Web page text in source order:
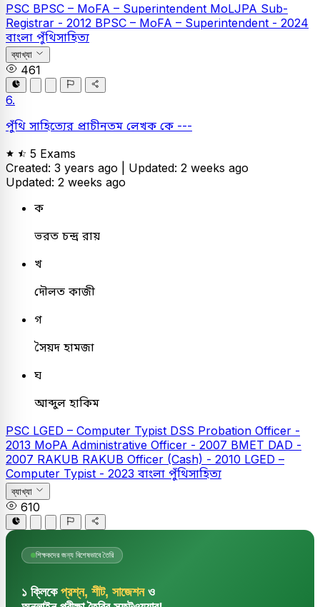
PSC BPSC – MoFA – Superintendent MoLJPA Sub-
Registrar - 2012 BPSC – MoFA – Superintendent - 2024
বাংলা পুঁথিসাহিত্য
ব্যাখ্যা
461
6.
পুঁথি সাহিত্যের প্রাচীনতম লেখক কে ---
5 Exams
Created: 3 years ago | Updated: 2 weeks ago
Updated: 2 weeks ago
ক
ভরত চন্দ্র রায়
খ
দৌলত কাজী
গ
সৈয়দ হামজা
ঘ
আব্দুল হাকিম
PSC LGED – Computer Typist DSS Probation Officer -
2013 MoPA Administrative Officer - 2007 BMET DAD -
2007 RAKUB RAKUB Officer (Cash) - 2010 LGED –
Computer Typist - 2023 বাংলা পুঁথিসাহিত্য
ব্যাখ্যা
610
শিক্ষকদের জন্য বিশেষভাবে তৈরি
১ ক্লিকে প্রশ্ন, শীট, সাজেশনও